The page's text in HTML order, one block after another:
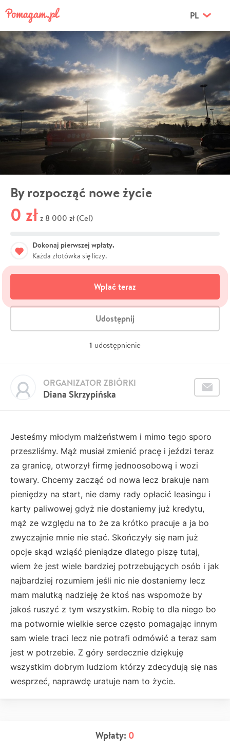
PL
By rozpocząć nowe życie
0 zł z 8 000 zł (Cel)
Dokonaj pierwszej wpłaty.
Każda złotówka się liczy.
Wpłać teraz
Udostępnij
1 udostępnienie
Diana Skrzypińska
ORGANIZATOR ZBIÓRKI
Jesteśmy młodym małżeństwem i mimo tego sporo
przeszliśmy. Mąż musiał zmienić pracę i jeździ teraz
za granicę, otworzył firmę jednoosobową i wozi
towary. Chcemy zacząć od nowa lecz brakuje nam
pieniędzy na start, nie damy rady opłacić leasingu i
karty paliwowej gdyż nie dostaniemy już kredytu,
mąż ze względu na to że za krótko pracuje a ja bo
zwyczajnie mnie nie stać. Skończyły się nam już
opcje skąd wziąść pieniądze dlatego piszę tutaj,
wiem że jest wiele bardziej potrzebujących osób i jak
najbardziej rozumiem jeśli nic nie dostaniemy lecz
mam malutką nadzieję że ktoś nas wspomoże by
jakoś ruszyć z tym wszystkim. Robię to dla niego bo
ma potwornie wielkie serce często pomagając innym
sam wiele traci lecz nie potrafi odmówić a teraz sam
jest w potrzebie. Z góry serdecznie dziękuję
wszystkim dobrym ludziom którzy zdecydują się nas
wesprzeć, naprawdę uratuje nam to życie.
Wpłaty: 0